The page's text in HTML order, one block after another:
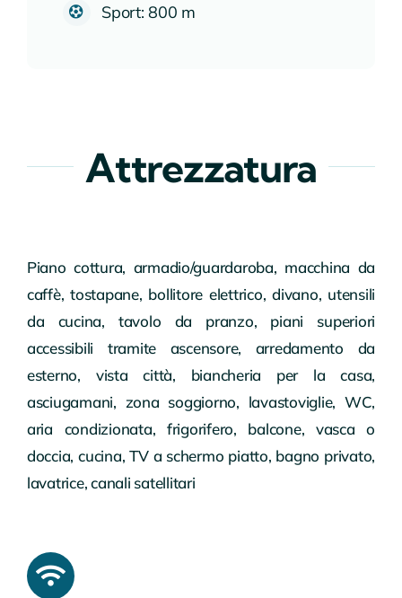
Sport: 800 m
Attrezzatura
Piano cottura, armadio/guardaroba, macchina da
caffè, tostapane, bollitore elettrico, divano, utensili
da cucina, tavolo da pranzo, piani superiori
accessibili tramite ascensore, arredamento da
esterno, vista città, biancheria per la casa,
asciugamani, zona soggiorno, lavastoviglie, WC,
aria condizionata, frigorifero, balcone, vasca o
doccia, cucina, TV a schermo piatto, bagno privato,
lavatrice, canali satellitari